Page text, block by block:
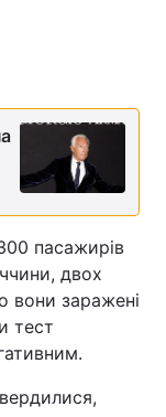
пасажирів
двох
вони заражені
тест